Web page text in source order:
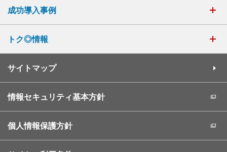
成功導入事例
トク◎情報
サイトマップ
情報セキュリティ基本方針
個人情報保護方針